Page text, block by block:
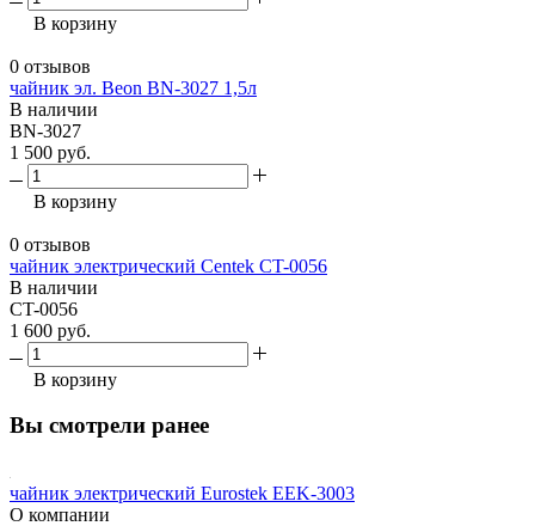
В корзину
0 отзывов
чайник эл. Beon BN-3027 1,5л
В наличии
BN-3027
1 500 руб.
В корзину
0 отзывов
чайник электрический Centek CT-0056
В наличии
CT-0056
1 600 руб.
В корзину
Вы смотрели ранее
чайник электрический Eurostek EEK-3003
О компании